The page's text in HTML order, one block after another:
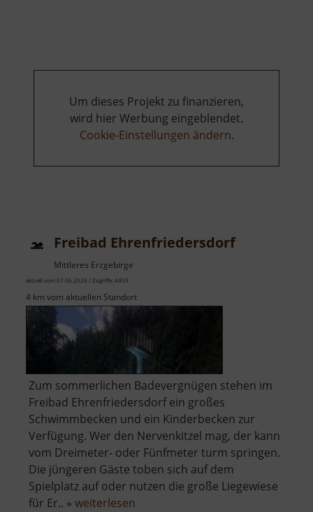
Um dieses Projekt zu finanzieren,
wird hier Werbung eingeblendet.
Cookie-Einstellungen ändern.
Freibad Ehrenfriedersdorf
Mittleres Erzgebirge
aktuell vom 07.06.2026 / Zugriffe: 4459
4 km vom aktuellen Standort
Zum sommerlichen Badevergnügen stehen im
Freibad Ehrenfriedersdorf ein großes
Schwimmbecken und ein Kinderbecken zur
Verfügung. Wer den Nervenkitzel mag, der kann
vom Dreimeter- oder Fünfmeter turm springen.
Die jüngeren Gäste toben sich auf dem
Spielplatz auf oder nutzen die große Liegewiese
für Er.. » weiterlesen